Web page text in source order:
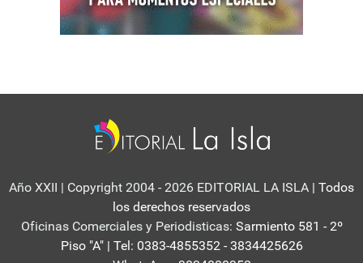
Año XXII | Copyright 2004 - 2026 EDITORIAL LA ISLA | Todos
los derechos reservados
Oficinas Comerciales y Periodisticas: Sarmiento 581 - 2º
Piso "A" | Tel: 0383-4855352 - 3834425626